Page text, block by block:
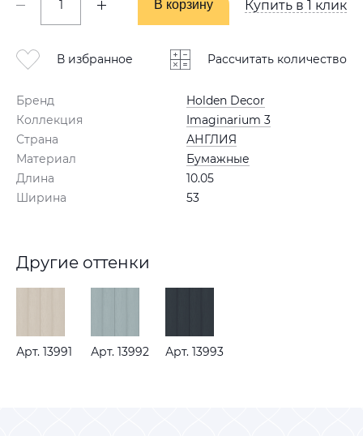
В корзину
В корзину Купить в 1 клик
В избранное Рассчитать количество
Бренд
Holden Decor
Коллекция
Imaginarium 3
Страна
АНГЛИЯ
Материал
Бумажные
Длина
10.05
Ширина
53
Другие оттенки
Арт. 13991 Арт. 13992 Арт. 13993